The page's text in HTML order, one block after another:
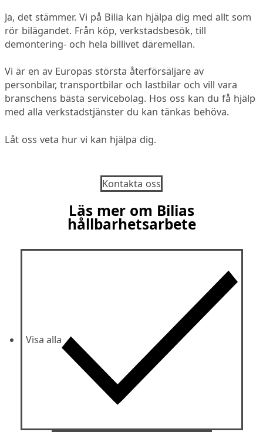
Ja, det stämmer. Vi på Bilia kan hjälpa dig med allt som
rör bilägandet. Från köp, verkstadsbesök, till
demontering- och hela billivet däremellan.
Vi är en av Europas största återförsäljare av
personbilar, transportbilar och lastbilar och vill vara
branschens bästa servicebolag. Hos oss kan du få hjälp
med alla verkstadstjänster du kan tänkas behöva.
Låt oss veta hur vi kan hjälpa dig.
Kontakta oss
Läs mer om Bilias
hållbarhetsarbete
Visa alla